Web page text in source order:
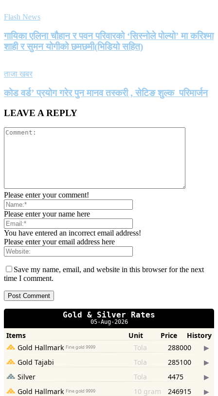
Flash News
गायिका एलिना चौहान र पवन परिवारको ‘सिस्नोले पोल्यो’ मा करिश्मा
शाही र सुमन योगीको छमछमी(भिडियो सहित)
ताजा खबर
कोड वर्ड’ प्रयोग गरेर पुन मानव तस्करी , सेटिङ शुल्क परिमार्जन
LEAVE A REPLY
Please enter your comment!
Please enter your name here
You have entered an incorrect email address!
Please enter your email address here
Save my name, email, and website in this browser for the next
time I comment.